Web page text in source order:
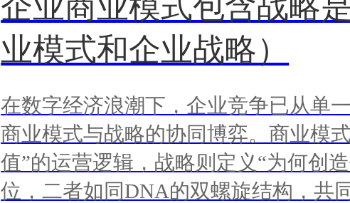
业模式和企业战略）
在数字经济浪潮下，企业竞争已从单
商业模式与战略的协同博弈。商业模
值”的运营逻辑，战略则定义“为何创
位，二者如同DNA的双螺旋结构，共